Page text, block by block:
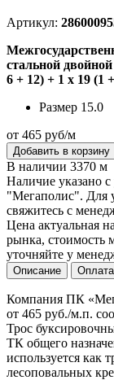
Артикул:
стальной
6 + 12) + 1 х 19 (1
Размер 15.0
от 465 руб/м
Добавить в корзину
В наличии 3370 м
Наличие указано
"Мегаполис". Для
свяжитесь с
Цена актуальная
рынка, стоимость
уточняйте у
Описание Оплата
Компания ПК
от 465 руб./м.п.
Трос
ТК общего
используется как
лесоповальных